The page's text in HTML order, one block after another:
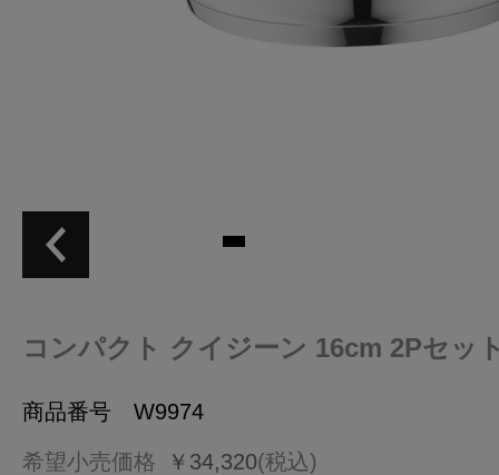
コンパクト クイジーン 16cm 2Pセッ
商品番号 W9974
希望小売価格 ￥34,320(税込)